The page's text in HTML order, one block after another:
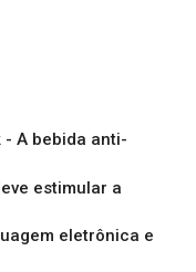
- A bebida anti-
estimular a
eletrônica e